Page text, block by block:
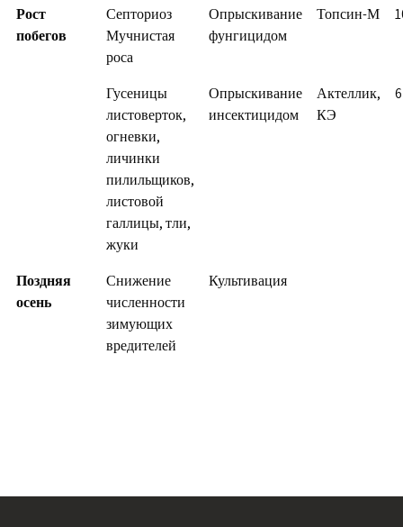
Рост
побегов
Септориоз
Мучнистая
роса
Опрыскивание
фунгицидом
Топсин-М
Гусеницы
листоверток,
огневки,
личинки
пилильщиков,
листовой
галлицы, тли,
жуки
Опрыскивание
инсектицидом
Актеллик,
КЭ
6
Поздняя
осень
Снижение
численности
зимующих
вредителей
Культивация